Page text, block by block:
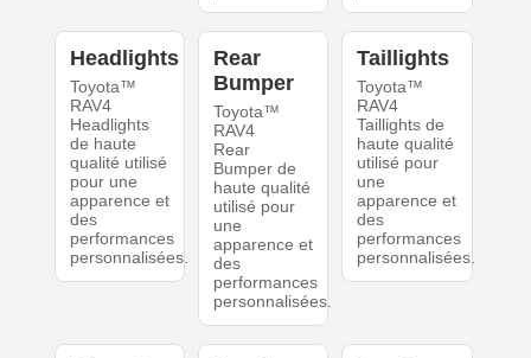
Headlights
Toyota™
RAV4
Headlights
de haute
qualité utilisé
pour une
apparence et
des
performances
personnalisées.
Rear
Bumper
Toyota™
RAV4
Rear
Bumper de
haute qualité
utilisé pour
une
apparence et
des
performances
personnalisées.
Taillights
Toyota™
RAV4
Taillights de
haute qualité
utilisé pour
une
apparence et
des
performances
personnalisées.